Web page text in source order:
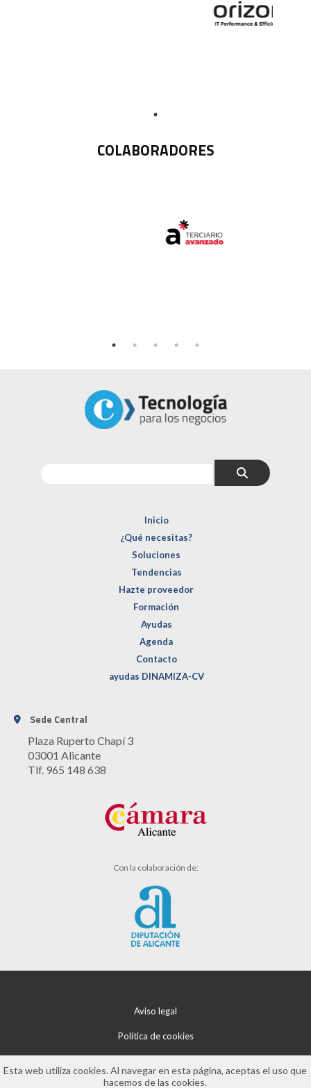
COLABORADORES
Inicio
¿Qué necesitas?
Soluciones
Tendencias
Hazte proveedor
Formación
Ayudas
Agenda
Contacto
ayudas DINAMIZA-CV
Sede Central
Plaza Ruperto Chapí 3
03001 Alicante
Tlf. 965 148 638
Con la colaboración de:
Aviso legal
Política de cookies
Esta web utiliza cookies. Al navegar en esta página, aceptas el uso que
hacemos de las cookies.